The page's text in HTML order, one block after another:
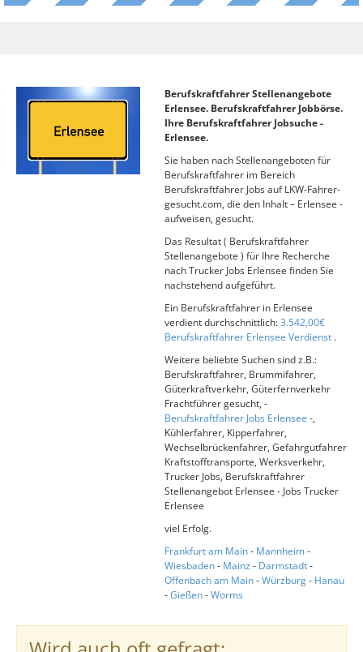
Berufskraftfahrer Stellenangebote
Erlensee. Berufskraftfahrer Jobbörse.
Ihre Berufskraftfahrer Jobsuche -
Erlensee.
Sie haben nach Stellenangeboten für
Berufskraftfahrer im Bereich
Berufskraftfahrer Jobs auf LKW-Fahrer-
gesucht.com, die den Inhalt – Erlensee -
aufweisen, gesucht.
Das Resultat ( Berufskraftfahrer
Stellenangebote ) für Ihre Recherche
nach Trucker Jobs Erlensee finden Sie
nachstehend aufgeführt.
Ein Berufskraftfahrer in Erlensee
verdient durchschnittlich:3.542,00€
Berufskraftfahrer Erlensee Verdienst .
Weitere beliebte Suchen sind z.B.:
Berufskraftfahrer, Brummifahrer,
Güterkraftverkehr, Güterfernverkehr
Frachtführer gesucht, -
Berufskraftfahrer Jobs Erlensee -,
Kühlerfahrer, Kipperfahrer,
Wechselbrückenfahrer, Gefahrgutfahrer
Kraftstofftransporte, Werksverkehr,
Trucker Jobs, Berufskraftfahrer
Stellenangebot Erlensee - Jobs Trucker
Erlensee
viel Erfolg.
Frankfurt am Main- Mannheim-
Wiesbaden- Mainz - Darmstadt-
Offenbach am Main-Würzburg- Hanau
-Gießen-Worms